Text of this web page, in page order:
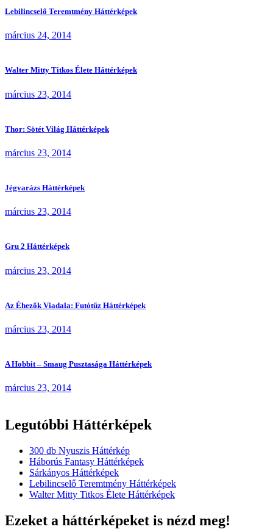
Lebilincselő Teremtmény Háttérképek
március 24, 2014
Walter Mitty Titkos Élete Háttérképek
március 23, 2014
Thor: Sötét Világ Háttérképek
március 23, 2014
Jégvarázs Háttérképek
március 23, 2014
Gru 2 Háttérképek
március 23, 2014
Az Éhezők Viadala: Futótűz Háttérképek
március 23, 2014
A Hobbit – Smaug Pusztasága Háttérképek
március 23, 2014
Legutóbbi Háttérképek
300 db Nyuszis Háttérkép
Háborús Fantasy Háttérképek
Sárkányos Háttérképek
Lebilincselő Teremtmény Háttérképek
Walter Mitty Titkos Élete Háttérképek
Ezeket a háttérképeket is nézd meg!